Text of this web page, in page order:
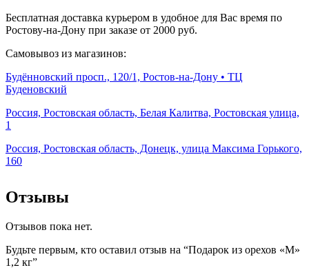
Бесплатная доставка курьером в удобное для Вас время по
Ростову-на-Дону при заказе от 2000 руб.
Самовывоз из магазинов:
Будённовский просп., 120/1, Ростов-на-Дону • ТЦ
Буденовский
Россия, Ростовская область, Белая Калитва, Ростовская улица,
1
Россия, Ростовская область, Донецк, улица Максима Горького,
160
Отзывы
Отзывов пока нет.
Будьте первым, кто оставил отзыв на “Подарок из орехов «M»
1,2 кг”